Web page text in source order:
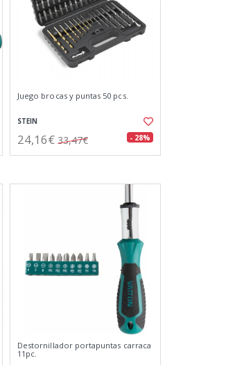
Juego brocas y puntas 50 pcs.
STEIN
24,16€ 33,47€ - 28%
Destornillador portapuntas carraca
11pc.